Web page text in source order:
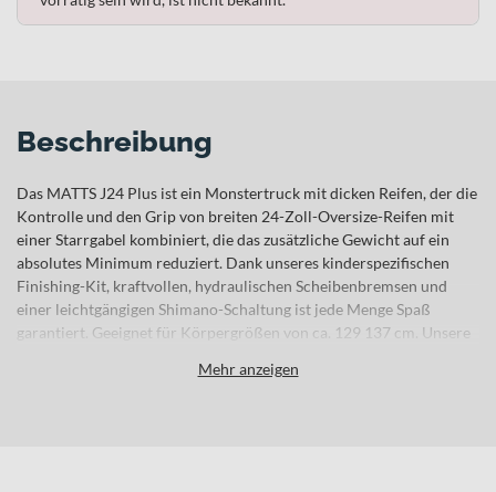
Beschreibung
Das MATTS J24 Plus ist ein Monstertruck mit dicken Reifen, der die
Kontrolle und den Grip von breiten 24-Zoll-Oversize-Reifen mit
einer Starrgabel kombiniert, die das zusätzliche Gewicht auf ein
absolutes Minimum reduziert. Dank unseres kinderspezifischen
Finishing-Kit, kraftvollen, hydraulischen Scheibenbremsen und
einer leichtgängigen Shimano-Schaltung ist jede Menge Spaß
garantiert. Geeignet für Körpergrößen von ca. 129 137 cm. Unsere
entwickelt. Deshalb haben wir das gesamte Know-how, das wir bei
Mehr anzeigen